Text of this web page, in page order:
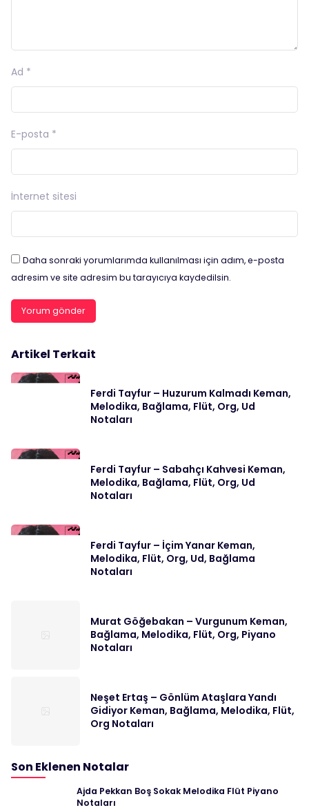
Ad *
E-posta *
İnternet sitesi
Daha sonraki yorumlarımda kullanılması için adım, e-posta
adresim ve site adresim bu tarayıcıya kaydedilsin.
Artikel Terkait
Ferdi Tayfur – Huzurum Kalmadı Keman,
Melodika, Bağlama, Flüt, Org, Ud
Notaları
Ferdi Tayfur – Sabahçı Kahvesi Keman,
Melodika, Bağlama, Flüt, Org, Ud
Notaları
Ferdi Tayfur – İçim Yanar Keman,
Melodika, Flüt, Org, Ud, Bağlama
Notaları
Murat Göğebakan – Vurgunum Keman,
Bağlama, Melodika, Flüt, Org, Piyano
Notaları
Neşet Ertaş – Gönlüm Ataşlara Yandı
Gidiyor Keman, Bağlama, Melodika, Flüt,
Org Notaları
Son Eklenen Notalar
Ajda Pekkan Boş Sokak Melodika Flüt Piyano
Notaları